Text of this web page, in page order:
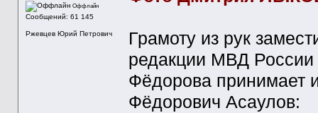
Оффлайн
Сообщений: 61 145
Ржевцев Юрий Петрович
Грамоту из рук
редакции МВД России
Фёдорова принимает
Фёдорович Асаулов: